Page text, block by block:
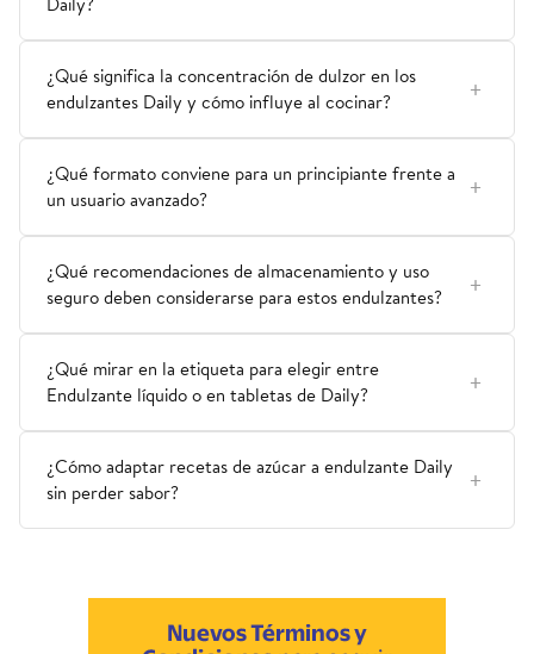
¿Qué significa la concentración de dulzor en los
endulzantes Daily y cómo influye al cocinar?
¿Qué formato conviene para un principiante frente a
un usuario avanzado?
¿Qué recomendaciones de almacenamiento y uso
seguro deben considerarse para estos endulzantes?
¿Qué mirar en la etiqueta para elegir entre
Endulzante líquido o en tabletas de Daily?
¿Cómo adaptar recetas de azúcar a endulzante Daily
sin perder sabor?